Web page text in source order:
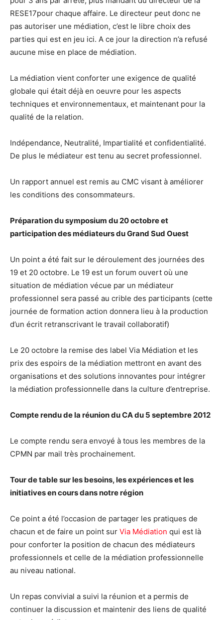
RESE17pour chaque affaire. Le directeur peut donc ne
pas autoriser une médiation, c’est le libre choix des
parties qui est en jeu ici. A ce jour la direction n’a refusé
aucune mise en place de médiation.
La médiation vient conforter une exigence de qualité
globale qui était déjà en oeuvre pour les aspects
techniques et environnementaux, et maintenant pour la
qualité de la relation.
Indépendance, Neutralité, Impartialité et confidentialité.
De plus le médiateur est tenu au secret professionnel.
Un rapport annuel est remis au CMC visant à améliorer
les conditions des consommateurs.
Préparation du symposium du 20 octobre et
participation des médiateurs du Grand Sud Ouest
Un point a été fait sur le déroulement des journées des
19 et 20 octobre. Le 19 est un forum ouvert où une
situation de médiation vécue par un médiateur
professionnel sera passé au crible des participants (cette
journée de formation action donnera lieu à la production
d’un écrit retranscrivant le travail collaboratif)
Le 20 octobre la remise des label Via Médiation et les
prix des espoirs de la médiation mettront en avant des
organisations et des solutions innovantes pour intégrer
la médiation professionnelle dans la culture d’entreprise.
Compte rendu de la réunion du CA du 5 septembre 2012
Le compte rendu sera envoyé à tous les membres de la
CPMN par mail très prochainement.
Tour de table sur les besoins, les expériences et les
initiatives en cours dans notre région
Ce point a été l’occasion de partager les pratiques de
chacun et de faire un point sur Via Médiation qui est là
pour conforter la position de chacun des médiateurs
professionnels et celle de la médiation professionnelle
au niveau national.
Un repas convivial a suivi la réunion et a permis de
continuer la discussion et maintenir des liens de qualité